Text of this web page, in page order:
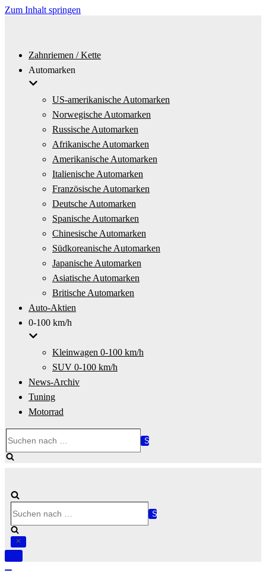
Zum Inhalt springen
Zahnriemen / Kette
Automarken
US-amerikanische Automarken
Norwegische Automarken
Russische Automarken
Afrikanische Automarken
Amerikanische Automarken
Italienische Automarken
Französische Automarken
Deutsche Automarken
Spanische Automarken
Chinesische Automarken
Südkoreanische Automarken
Japanische Automarken
Asiatische Automarken
Britische Automarken
Auto-Aktien
0-100 km/h
Kleinwagen 0-100 km/h
SUV 0-100 km/h
News-Archiv
Tuning
Motorrad
nach …
nach …
Navigation